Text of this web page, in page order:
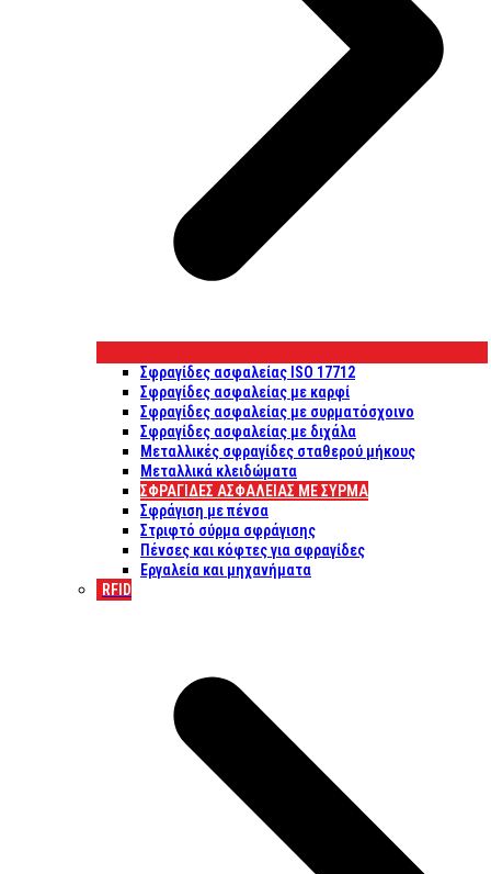
Σφραγίδες ασφαλείας ISO 17712
Σφραγίδες ασφαλείας με καρφί
Σφραγίδες ασφαλείας με συρματόσχοινο
Σφραγίδες ασφαλείας με διχάλα
Μεταλλικές σφραγίδες σταθερού μήκους
Μεταλλικά κλειδώματα
ΣΦΡΑΓΊΔΕΣ ΑΣΦΑΛΕΊΑΣ ΜΕ ΣΎΡΜΑ
Σφράγιση με πένσα
Στριφτό σύρμα σφράγισης
Πένσες και κόφτες για σφραγίδες
Εργαλεία και μηχανήματα
RFID